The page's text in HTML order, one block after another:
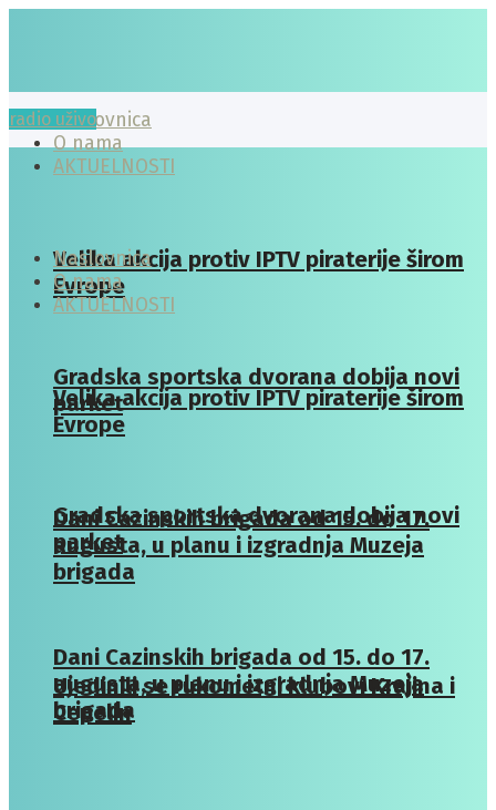
Naslovnica
O nama
AKTUELNOSTI
Velika akcija protiv IPTV piraterije širom
Evrope
Gradska sportska dvorana dobija novi
parket
Dani Cazinskih brigada od 15. do 17.
augusta, u planu i izgradnja Muzeja
brigada
Ujedinili se rukometni klubovi Krajina i
Cepelin
radio uživo
Naslovnica
O nama
AKTUELNOSTI
Velika akcija protiv IPTV piraterije širom
Evrope
Gradska sportska dvorana dobija novi
parket
Dani Cazinskih brigada od 15. do 17.
augusta, u planu i izgradnja Muzeja
brigada